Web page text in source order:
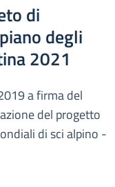
di
degli
2021
a firma del
del progetto
di sci alpino -